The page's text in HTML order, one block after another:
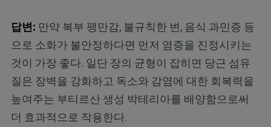
답변: 만약 복부 팽만감, 불규칙한 변, 음식 과민증 등
으로 소화가 불안정하다면 먼저 염증을 진정시키는
것이 가장 좋다. 일단 장의 균형이 잡히면 당근 섬유
질은 장벽을 강화하고 독소와 감염에 대한 회복력을
높여주는 부티르산 생성 박테리아를 배양함으로써
더 효과적으로 작용한다.